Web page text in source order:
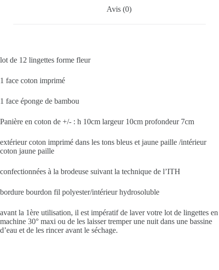
Avis (0)
lot de 12 lingettes forme fleur
1 face coton imprimé
1 face éponge de bambou
Panière en coton de +/- : h 10cm largeur 10cm profondeur 7cm
extérieur coton imprimé dans les tons bleus et jaune paille /intérieur
coton jaune paille
confectionnées à la brodeuse suivant la technique de l’ITH
bordure bourdon fil polyester/intérieur hydrosoluble
avant la 1ère utilisation, il est impératif de laver votre lot de lingettes en
machine 30° maxi ou de les laisser tremper une nuit dans une bassine
d’eau et de les rincer avant le séchage.